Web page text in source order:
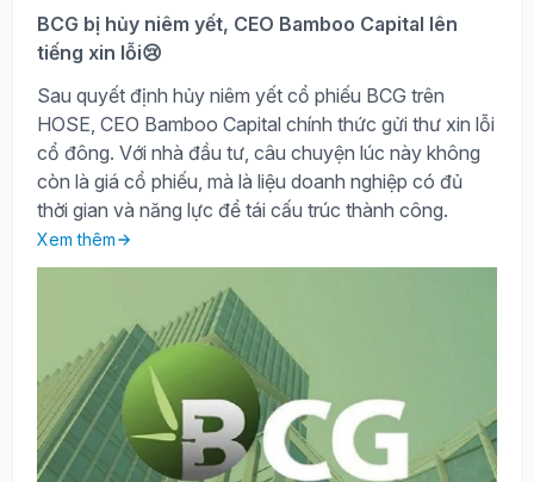
BCG bị hủy niêm yết, CEO Bamboo Capital lên
tiếng xin lỗi😢
Sau quyết định hủy niêm yết cổ phiếu BCG trên
HOSE, CEO Bamboo Capital chính thức gửi thư xin lỗi
cổ đông. Với nhà đầu tư, câu chuyện lúc này không
còn là giá cổ phiếu, mà là liệu doanh nghiệp có đủ
thời gian và năng lực để tái cấu trúc thành công.
Xem thêm